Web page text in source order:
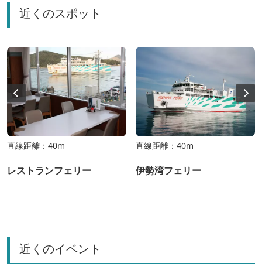
近くのスポット
直線距離：40m
レストランフェリー
直線距離：40m
伊勢湾フェリー
近くのイベント